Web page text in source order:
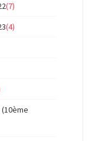
(7)
(4)
(10ème